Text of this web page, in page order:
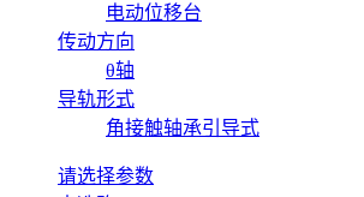
电动位移台
传动方向
θ轴
导轨形式
角接触轴承引导式
请选择参数